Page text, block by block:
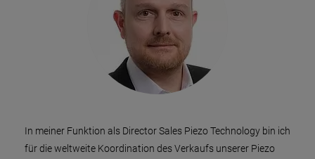
In meiner Funktion als Director Sales Piezo Technology bin ich
für die weltweite Koordination des Verkaufs unserer Piezo